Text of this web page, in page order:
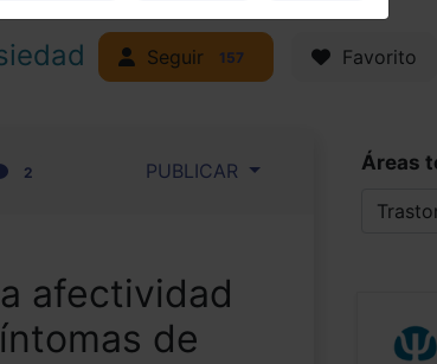
Seguir 157 Favorito
2 PUBLICAR
afectividad
de
Áreas